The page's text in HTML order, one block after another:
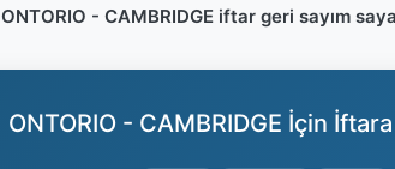
ONTORIO - CAMBRIDGE iftar geri sayım
ONTORIO - CAMBRIDGE İçin